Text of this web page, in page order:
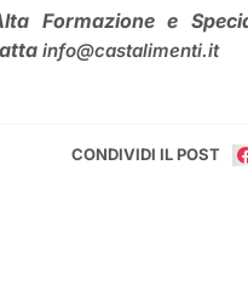
Formazione e
info@castalimenti.it
CONDIVIDI IL POST